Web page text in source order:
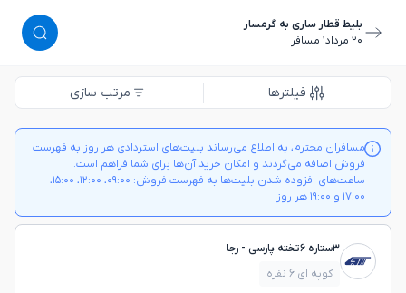
بلیط قطار ساری به گرمسار
٢٠ مرداد
١ مسافر
فیلترها مرتب سازی
مسافران محترم، به اطلاع می‌رساند بلیت‌های استردادی هر روز به فهرست
فروش اضافه می‌گردند و امکان خرید آن‌ها برای شما فراهم است.
ساعت‌های افزوده شدن بلیت‌ها به فهرست فروش: ۰۹:۰۰، ۱۲:۰۰، ۱۵:۰۰،
۱۷:۰۰ و ۱۹:۰۰ هر روز
۳ستاره ۶تخته پارسی - رجا
کوپه ای 6 نفره